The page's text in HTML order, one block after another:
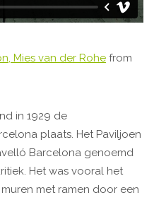
Mies van der Rohe from
in 1929 de
plaats. Het Paviljoen
Barcelona genoemd
Het was vooral het
met ramen door een